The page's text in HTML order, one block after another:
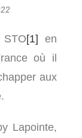
[1]
en
où il
aux
Lapointe,